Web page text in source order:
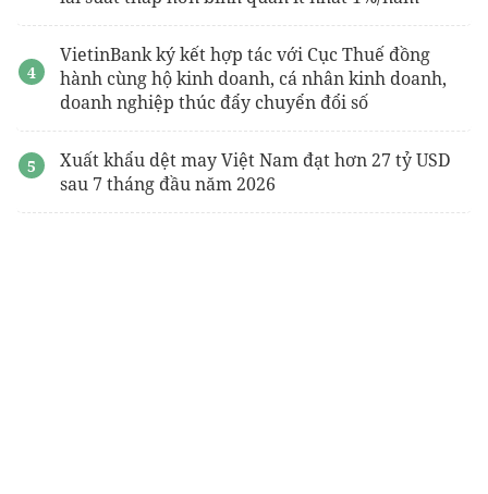
VietinBank ký kết hợp tác với Cục Thuế đồng
hành cùng hộ kinh doanh, cá nhân kinh doanh,
doanh nghiệp thúc đẩy chuyển đổi số
Xuất khẩu dệt may Việt Nam đạt hơn 27 tỷ USD
sau 7 tháng đầu năm 2026